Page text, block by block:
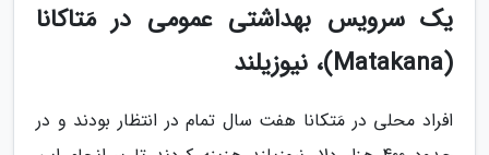
یک سرویس بهداشتی عمومی در مَتاکانا
(Matakana)، نیوزیلند
افراد محلی در مَتکانا هفت سال تمام در انتظار بودند و در